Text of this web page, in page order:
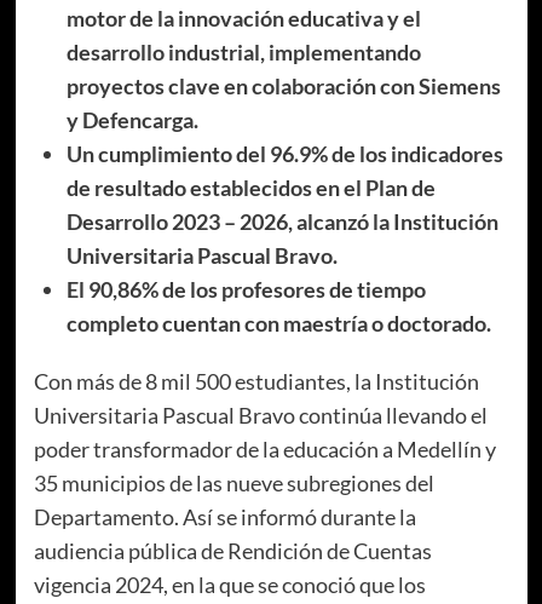
motor de la innovación educativa y el
desarrollo industrial, implementando
proyectos clave en colaboración con Siemens
y Defencarga.
Un cumplimiento del 96.9% de los indicadores
de resultado establecidos en el Plan de
Desarrollo 2023 – 2026, alcanzó la Institución
Universitaria Pascual Bravo.
El 90,86% de los profesores de tiempo
completo cuentan con maestría o doctorado.
Con más de 8 mil 500 estudiantes, la Institución
Universitaria Pascual Bravo continúa llevando el
poder transformador de la educación a Medellín y
35 municipios de las nueve subregiones del
Departamento. Así se informó durante la
audiencia pública de Rendición de Cuentas
vigencia 2024, en la que se conoció que los